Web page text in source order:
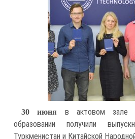
30 июня
в актовом зале
образовании получили
Туркменистан и Китайской